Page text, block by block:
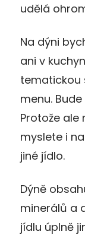
udělá
Na dýni
ani v
tematickou
menu.
Protože ale
myslete i
jiné jídlo.
Dýně
minerálů a
jídlu úplně